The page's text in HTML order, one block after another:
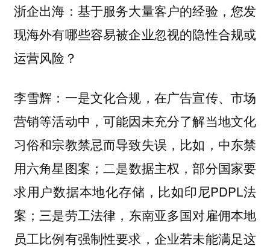
浙企出海：基于服务大量客户的经验，您发
现海外有哪些容易被企业忽视的隐性合规或
运营风险？
李雪辉：一是文化合规 ，在广告宣传、市场
营销等活动中，可能因未充分了解当地文化
习俗和宗教禁忌而导致失误，比如，中东禁
用六角星图案； 二是数据主权 ，部分国家要
求用户数据本地化存储，比如印尼PDPL法
案 ；三是劳工法律 ，东南亚多国对雇佣本地
员工比例有强制性要求，企业若未能满足这